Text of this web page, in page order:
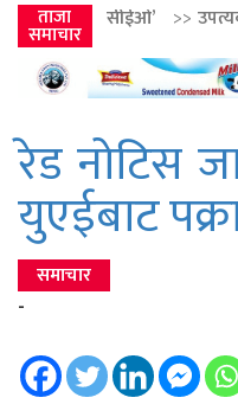
ताजा
समाचार
>>उपत्यकामा श्रृंखलाबद्ध
रेड नोटिस
युएईबाट
समाचार
-